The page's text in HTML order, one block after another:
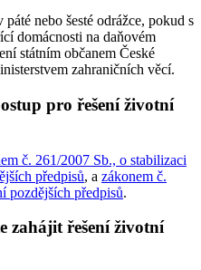
nebo šesté odrážce, pokud s
domácnosti na daňovém
státním občanem České
zahraničních věcí.
pro řešení životní
č. 261/2007 Sb., o stabilizaci
předpisů, a zákonem č.
pozdějších předpisů.
zahájit řešení životní